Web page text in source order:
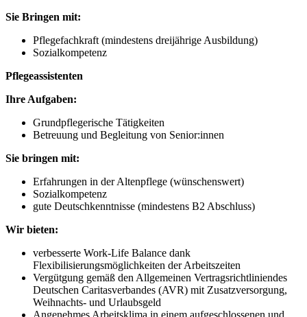
Sie Bringen mit:
Pflegefachkraft (mindestens dreijährige Ausbildung)
Sozialkompetenz
Pflegeassistenten
Ihre Aufgaben:
Grundpflegerische Tätigkeiten
Betreuung und Begleitung von Senior:innen
Sie bringen mit:
Erfahrungen in der Altenpflege (wünschenswert)
Sozialkompetenz
gute Deutschkenntnisse (mindestens B2 Abschluss)
Wir bieten:
verbesserte Work-Life Balance dank
Flexibilisierungsmöglichkeiten der Arbeitszeiten
Vergütgung gemäß den Allgemeinen Vertragsrichtliniendes
Deutschen Caritasverbandes (AVR) mit Zusatzversorgung,
Weihnachts- und Urlaubsgeld
Angenehmes Arbeitsklima in einem aufgeschlossenen und